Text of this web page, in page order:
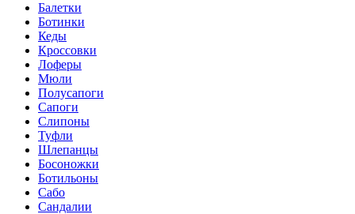
Балетки
Ботинки
Кеды
Кроссовки
Лоферы
Мюли
Полусапоги
Сапоги
Слипоны
Туфли
Шлепанцы
Босоножки
Ботильоны
Сабо
Сандалии